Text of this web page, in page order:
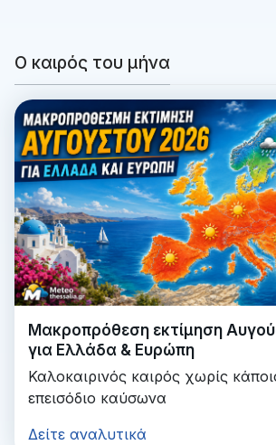
Ο καιρός του μήνα
Μακροπρόθεση εκτίμηση
για Ελλάδα & Ευρώπη
Καλοκαιρινός καιρός χωρίς
επεισόδιο καύσωνα
Δείτε αναλυτικά